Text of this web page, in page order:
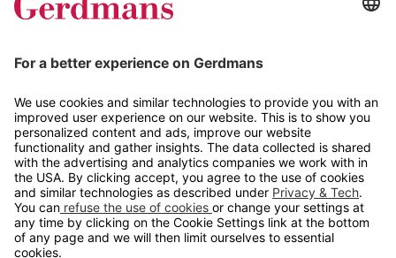
Tips og guider
Kontakt
info@gerdmans.no
67 80 56 20
Åpningstid
Hverdager 08:00-16:00